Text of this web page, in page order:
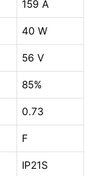
159 A
40 W
56 V
85%
0.73
F
IP21S